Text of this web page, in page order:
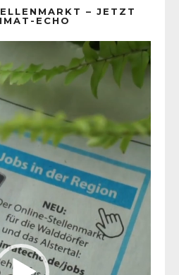
– JETZT
ECHO
Player